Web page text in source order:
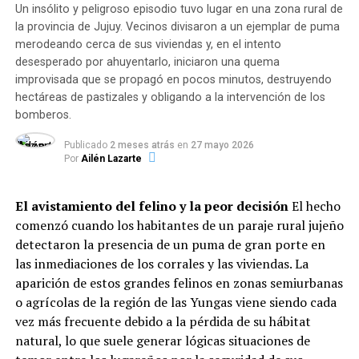
En conjunto, las entidades administraron5.340.528
raciones alimentarias en lo que va del año,
garantizando el derecho básico a la alimentación de
niños, niñas, adolescentes y adultos de sectores
vulnerables.
Dinámica del servicio: Modalidades
El informe evidencia que la atención se adaptó a los
hábitos de pospandemia: el83% de las instituciones
entrega viandas para llevar, el13,2% sostiene la
atención presencial en salón y el3,7% distribuye
módulos alimentarios.
Respecto a la distribución horaria de las raciones, la
mayor demanda se concentra durante el contraturno
Un insólito y peligroso episodio tuvo lugar en una zona rural de
la provincia de Jujuy. Vecinos divisaron a un ejemplar de puma
merodeando cerca de sus viviendas y, en el intento
desesperado por ahuyentarlo, iniciaron una quema
improvisada que se propagó en pocos minutos, destruyendo
hectáreas de pastizales y obligando a la intervención de los
bomberos.
Publicado 2 meses atrás en 27 mayo 2026
Por Ailén Lazarte
El avistamiento del felino y la peor decisiónEl hecho
comenzó cuando los habitantes de un paraje rural jujeño
detectaron la presencia de un puma de gran porte en
las inmediaciones de los corrales y las viviendas. La
aparición de estos grandes felinos en zonas semiurbanas
o agrícolas de la región de las Yungas viene siendo cada
vez más frecuente debido a la pérdida de su hábitat
natural, lo que suele generar lógicas situaciones de